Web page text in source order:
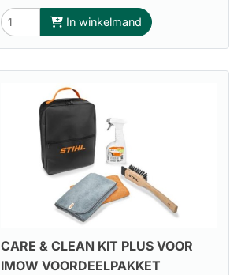
In winkelmand
CARE & CLEAN KIT PLUS VOOR
IMOW VOORDEELPAKKET